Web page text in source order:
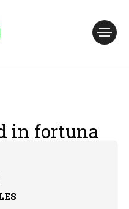
in fortuna